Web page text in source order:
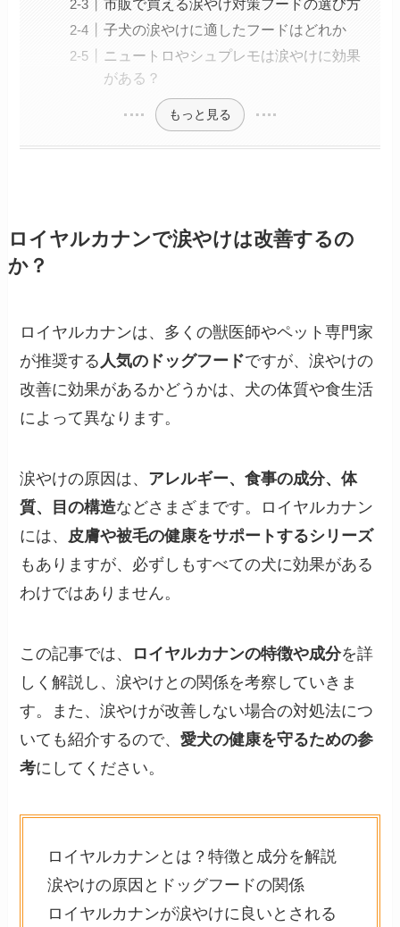
市販で買える涙やけ対策フードの選び方
子犬の涙やけに適したフードはどれか
ニュートロやシュプレモは涙やけに効果
がある？
もっと見る
ロイヤルカナンで涙やけは改善するの
か？
ロイヤルカナンは、多くの獣医師やペット専門家
が推奨する 人気のドッグフードですが、涙やけの
改善に効果があるかどうかは、犬の体質や食生活
によって異なります。
涙やけの原因は、 アレルギー、食事の成分、体
質、目の構造などさまざまです。ロイヤルカナン
には、 皮膚や被毛の健康をサポートするシリーズ
もありますが、必ずしもすべての犬に効果がある
わけではありません。
この記事では、 ロイヤルカナンの特徴や成分を詳
しく解説し、涙やけとの関係を考察していきま
す。また、涙やけが改善しない場合の対処法につ
いても紹介するので、愛犬の健康を守るための参
考にしてください。
ロイヤルカナンとは？特徴と成分を解説
涙やけの原因とドッグフードの関係
ロイヤルカナンが涙やけに良いとされる